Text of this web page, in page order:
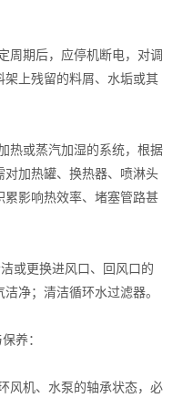
期后，应停机断电，对调
上残留的料屑、水垢或其
或蒸汽加湿的系统，根据
对加热罐、换热器、喷淋头
累影响热效率、堵塞管路甚
或更换进风口、回风口的
净；清洁循环水过滤器。
养：
机、水泵的轴承状态，必